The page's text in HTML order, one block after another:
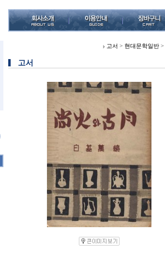
고서 > 현대문학일반 >
고서